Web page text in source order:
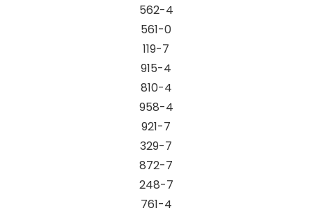
562-4
561-0
119-7
915-4
810-4
958-4
921-7
329-7
872-7
248-7
761-4